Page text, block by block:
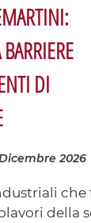
DI
2026
che
della